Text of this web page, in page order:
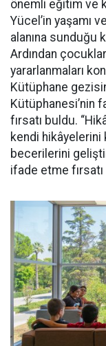
önemli eğitim ve
Yücel’in yaşamı
alanına sunduğu
Ardından
yararlanmaları
Kütüphane
Kütüphanesi’nin
fırsatı buldu.
kendi hikâyelerini
becerilerini
ifade etme